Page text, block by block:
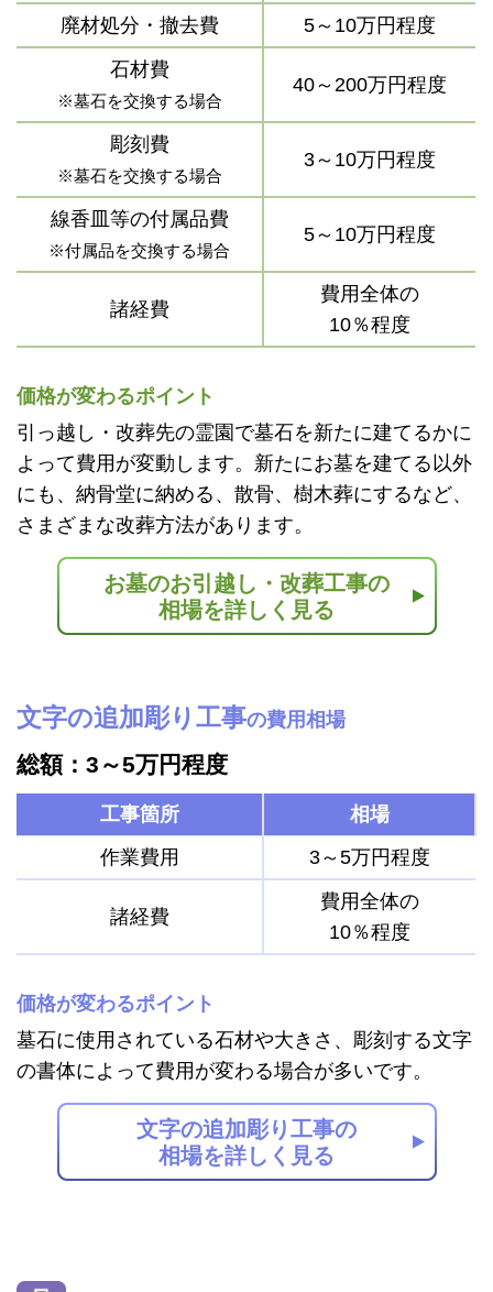
廃材処分・撤去費
5～10万円程度
石材費
※墓石を交換する場合
40～200万円程度
彫刻費
※墓石を交換する場合
3～10万円程度
線香皿等の付属品費
※付属品を交換する場合
5～10万円程度
諸経費
費用全体の
10％程度
価格が変わるポイント
引っ越し・改葬先の霊園で墓石を新たに建てるかに
よって費用が変動します。新たにお墓を建てる以外
にも、納骨堂に納める、散骨、樹木葬にするなど、
さまざまな改葬方法があります。
お墓のお引越し・改葬工事の
相場を詳しく見る
文字の追加彫り工事の費用相場
総額：3～5万円程度
工事箇所
相場
作業費用
3～5万円程度
諸経費
費用全体の
10％程度
価格が変わるポイント
墓石に使用されている石材や大きさ、彫刻する文字
の書体によって費用が変わる場合が多いです。
文字の追加彫り工事の
相場を詳しく見る